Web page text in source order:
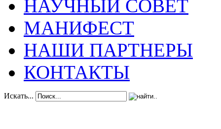
НАУЧНЫЙ СОВЕТ
МАНИФЕСТ
НАШИ ПАРТНЕРЫ
КОНТАКТЫ
Искать...